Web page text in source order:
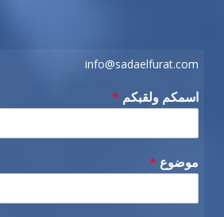
info@sadaelfurat.com
اسمكم ولقبكم *
موضوع *